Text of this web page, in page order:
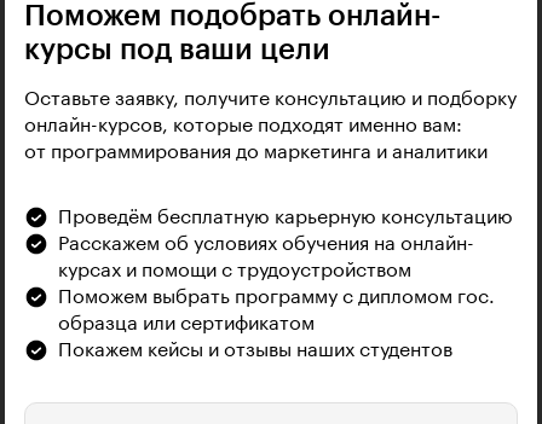
Поможем подобрать онлайн-
курсы под ваши цели
Оставьте заявку, получите консультацию и подборку
онлайн-курсов, которые подходят именно вам:
от программирования до маркетинга и аналитики
Проведём бесплатную карьерную консультацию
Расскажем об условиях обучения на онлайн-
курсах и помощи с трудоустройством
Поможем выбрать программу с дипломом гос.
образца или сертификатом
Покажем кейсы и отзывы наших студентов